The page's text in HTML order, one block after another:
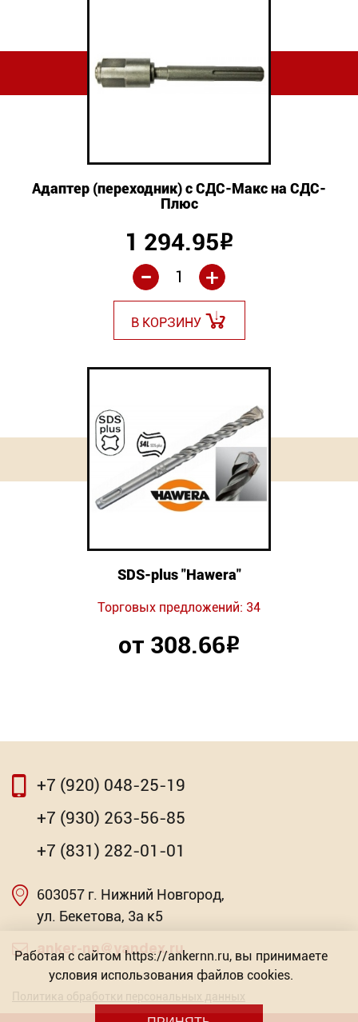
Адаптер (переходник) с СДС-Макс на СДС-
Плюс
1 294.95Р
+
-
В КОРЗИНУ
SDS-plus "Hawera"
Торговых предложений: 34
от 308.66Р
+7 (920) 048-25-19
+7 (930) 263-56-85
+7 (831) 282-01-01
603057 г. Нижний Новгород,
ул. Бекетова, 3а к5
anker-nn@yandex.ru
Политика обработки персональных данных
Работая с сайтом https://ankernn.ru, вы принимаете
условия использования файлов cookies.